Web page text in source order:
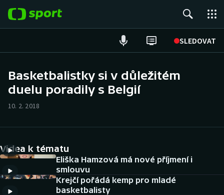
SLEDOVAT
Hokej
Cyklistika
DALŠÍ SPORTY
Basketbalistky si v důležitém
duelu poradily s Belgií
10. 2. 2018
Videa k tématu
Eliška Hamzová má nové příjmení i
smlouvu
Krejčí pořádá kemp pro mladé
basketbalisty